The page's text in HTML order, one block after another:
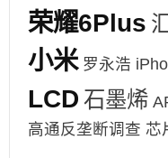
荣耀6Plus
小米 罗永浩
LCD 石墨烯
高通反垄断调查 芯